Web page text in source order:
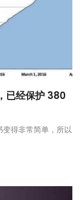
已经保护 380
得非常简单，所以